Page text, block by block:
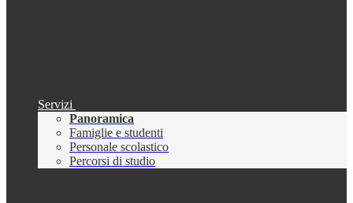
Servizi
Panoramica
Famiglie e studenti
Personale scolastico
Percorsi di studio